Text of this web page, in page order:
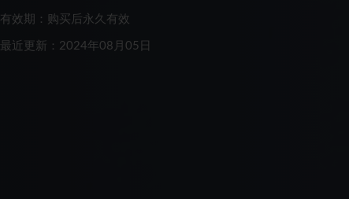
有效期：购买后永久有效
最近更新：2024年08月05日